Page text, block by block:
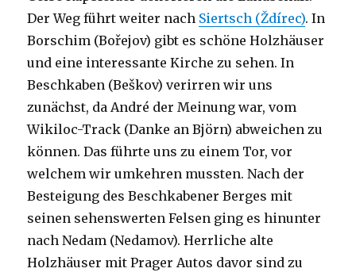
Der Weg führt weiter nach Siertsch (Ždírec). In
Borschim (Bořejov) gibt es schöne Holzhäuser
und eine interessante Kirche zu sehen. In
Beschkaben (Beškov) verirren wir uns
zunächst, da André der Meinung war, vom
Wikiloc-Track (Danke an Björn) abweichen zu
können. Das führte uns zu einem Tor, vor
welchem wir umkehren mussten. Nach der
Besteigung des Beschkabener Berges mit
seinen sehenswerten Felsen ging es hinunter
nach Nedam (Nedamov). Herrliche alte
Holzhäuser mit Prager Autos davor sind zu